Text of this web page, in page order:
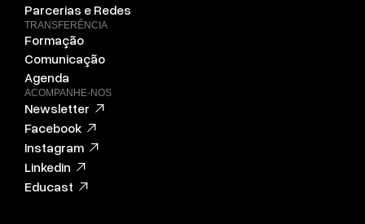
Parcerias e Redes
TRANSFERÊNCIA
Formação
Comunicação
Agenda
ACOMPANHE-NOS
Newsletter
Facebook
Instagram
Linkedin
Educast